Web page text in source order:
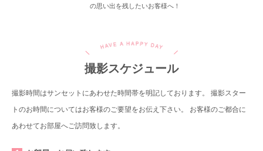
の思い出を残したいお客様へ！
撮影スケジュール
撮影時間はサンセットにあわせた時間帯を明記しております。
撮影スター
トのお時間についてはお客様のご要望をお伝え下さい。
お客様のご都合に
あわせてお部屋へご訪問致します。